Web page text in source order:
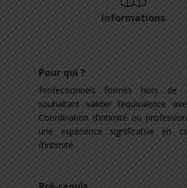
Informations
Pour qui ?
Professionnels formés hors de
souhaitant valider l’équivalence
Coordination d’intimité ou
une expérience significative en
d’intimité.